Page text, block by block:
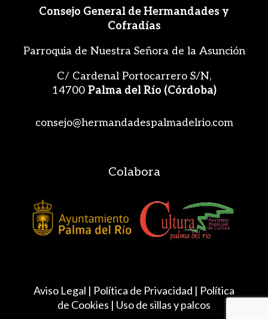
Consejo General de Hermandades y
Cofradías
Parroquia de Nuestra Señora de la Asunción
C/ Cardenal Portocarrero S/N,
14700 Palma del Río (Córdoba)
consejo@hermandadespalmadelrio.com
Colabora
Aviso Legal | Política de Privacidad | Política
de Cookies | Uso de sillas y palcos